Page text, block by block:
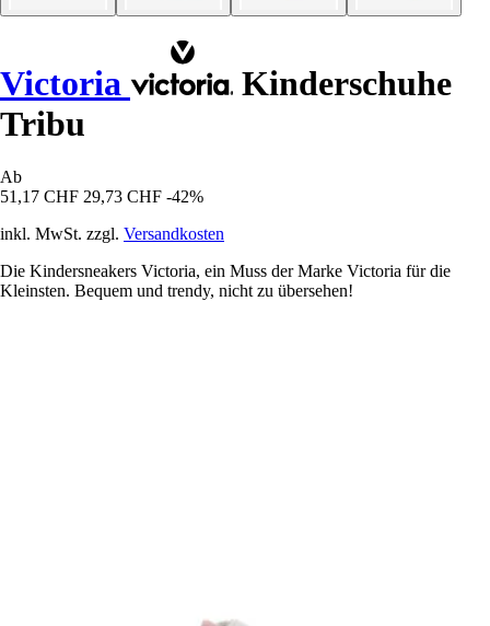
Victoria
Kinderschuhe
Tribu
Ab
51,17 CHF 29,73 CHF -42%
inkl. MwSt. zzgl. Versandkosten
Die Kindersneakers Victoria, ein Muss der Marke Victoria für die
Kleinsten. Bequem und trendy, nicht zu übersehen!